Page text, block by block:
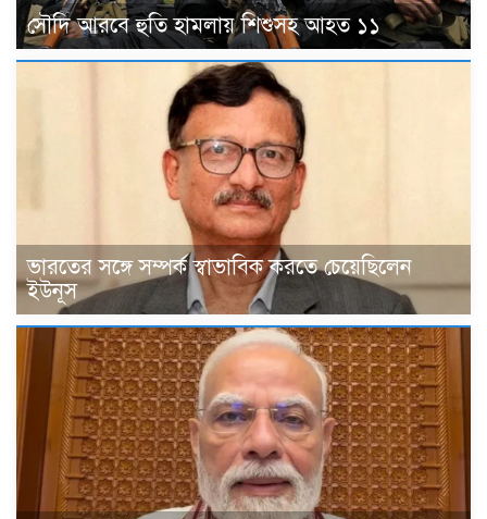
সৌদি আরবে হুতি হামলায় শিশুসহ আহত ১১
ভারতের সঙ্গে সম্পর্ক স্বাভাবিক করতে চেয়েছিলেন
ইউনূস